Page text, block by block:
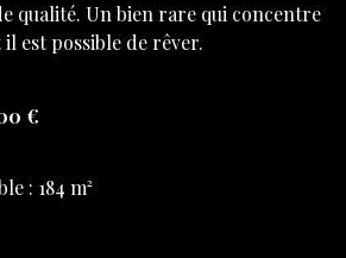
qualité. Un bien rare qui concentre
est possible de rêver.
€
: 184 m²